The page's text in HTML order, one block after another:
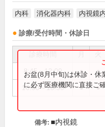
内科 消化器内科 内視鏡
診療/受付時間・休診日
8:45～12:00 ● ●
16:00～18:30 ● ●
お盆(8月中旬)は休診・休
に必ず医療機関に直接ご
備考: ■内視鏡